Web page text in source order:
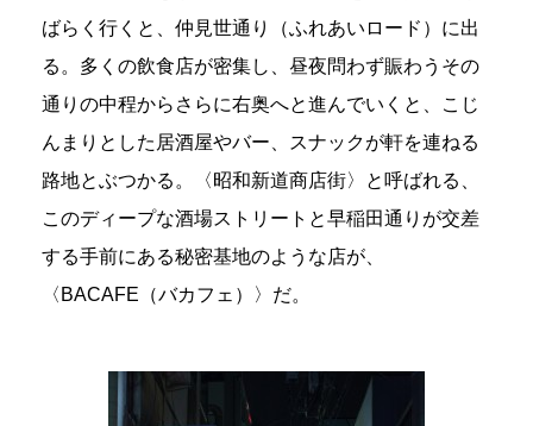
ばらく行くと、仲見世通り（ふれあいロード）に出
る。多くの飲食店が密集し、昼夜問わず賑わうその
通りの中程からさらに右奥へと進んでいくと、こじ
んまりとした居酒屋やバー、スナックが軒を連ねる
路地とぶつかる。〈昭和新道商店街〉と呼ばれる、
このディープな酒場ストリートと早稲田通りが交差
する手前にある秘密基地のような店が、
〈BACAFE（バカフェ）〉だ。